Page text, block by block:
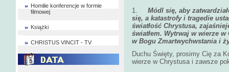
Homilie konferencje w formie
filmowej
Książki
CHRISTUS VINCIT - TV
1. Módl się, aby
się, a katastrofy i tragedie
światłość Chrystusa,
światłem. Wytrwaj w wierze
w Bogu Zmartwychwstania i
Duchu Święty, prosimy Cię za
wierze w Chrystusa i zawsze